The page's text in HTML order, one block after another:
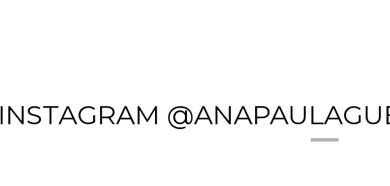
INSTAGRAM